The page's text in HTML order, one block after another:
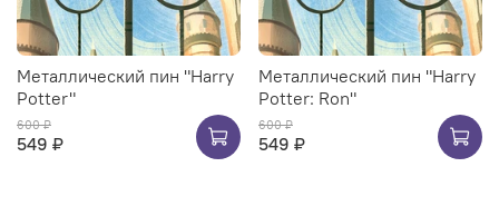
Металлический пин "Harry
Potter"
600 ₽
549 ₽
Металлический пин "Harry
Potter: Ron"
600 ₽
549 ₽